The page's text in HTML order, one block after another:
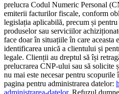
prelucra Codul Numeric Personal
emiterii facturilor fiscale, conform
legislația aplicabilă, precum și
produselor sau serviciilor
face doar în situațiile în care aceasta
identificarea unică a clientului și
legale. Clienții au dreptul să își
prelucrarea CNP-ului sau să solicite
nu mai este necesar pentru scopurile
pagina pentru administrarea datelor:
administrarea-datelor. Refuzul